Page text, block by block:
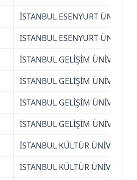
İSTANBUL ESENYURT
İSTANBUL ESENYURT
İSTANBUL GELİŞİM
İSTANBUL GELİŞİM
İSTANBUL GELİŞİM
İSTANBUL GELİŞİM
İSTANBUL KÜLTÜR
İSTANBUL KÜLTÜR